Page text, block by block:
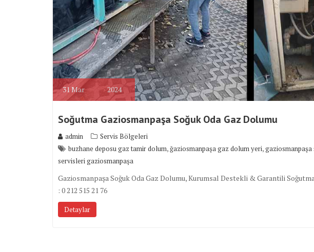
31Mar 2024
Soğutma Gaziosmanpaşa Soğuk Oda Gaz Dolumu
admin
Servis Bölgeleri
buzhane deposu gaz tamir dolum,ğaziosmanpaşa gaz dolum yeri,gaziosmanpaşa
servisleri gaziosmanpaşa
Gaziosmanpaşa Soğuk Oda Gaz Dolumu, Kurumsal Destekli & Garantili
: 0 212 515 21 76
Detaylar